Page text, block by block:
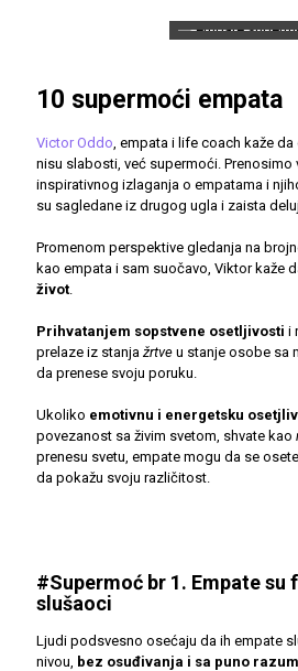
10 supermoći empata
Victor Oddo, empata i life coach kaže
nisu slabosti, već supermoći. Prenosimo
inspirativnog izlaganja o empatama i
su sagledane iz drugog ugla i zaista
Promenom perspektive gledanja na
kao empata i sam suočavo, Viktor kaže
život.
Prihvatanjem sopstvene osetljivosti i
prelaze iz stanja žrtve u stanje osobe sa
da prenese svoju poruku.
Ukoliko emotivnu i energetsku
povezanost sa živim svetom, shvate kao
prenesu svetu, empate mogu da se
da pokažu svoju različitost.
#Supermoć br 1. Empate su
slušaoci
Ljudi podsvesno osećaju da ih empate
nivou, bez osuđivanja i sa puno